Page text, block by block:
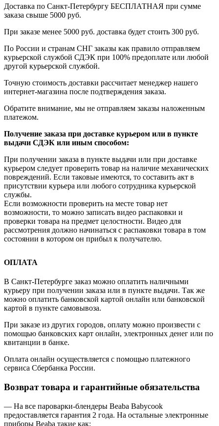
Доставка по Санкт-Петербургу БЕСПЛАТНАЯ при сумме
заказа свыше 5000 руб.
При заказе менее 5000 руб. доставка будет стоить 300 руб.
По России и странам СНГ заказы как правило отправляем
курьерской службой СДЭК при 100% предоплате или любой
другой курьерской службой.
Точную стоимость доставки рассчитает менеджер нашего
интернет-магазина после подтверждения заказа.
Обратите внимание, мы не отправляем заказы наложенным
платежом.
Получение заказа при доставке курьером или в пункте
выдачи СДЭК или иным способом:
При получении заказа в пункте выдачи или при доставке
курьером следует проверить товар на наличие механических
повреждений. Если таковые имеются, то составить акт в
присутствии курьера или любого сотрудника курьерской
службы.
Если возможности проверить на месте товар нет
возможности, то можно записать видео распаковки и
проверки товара на предмет целостности. Видео для
рассмотрения должно начинаться с распаковки товара в том
состоянии в котором он прибыл к получателю.
ОПЛАТА
В Санкт-Петербурге заказ можно оплатить наличными
курьеру при получении заказа или в пункте выдачи. Так же
можно оплатить банковской картой онлайн или банковской
картой в пункте самовывоза.
При заказе из других городов, оплату можно произвести с
помощью банковских карт онлайн, электронных денег или по
квитанции в банке.
Оплата онлайн осуществляется с помощью платежного
сервиса Сбербанка России.
Возврат товара и гарантийные обязательства
— На все пароварки-блендеры Beaba Babycook
предоставляется гарантия 2 года. На остальные электронные
приборы Beaba такие как: